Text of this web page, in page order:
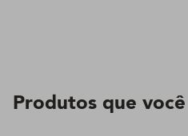
Produtos que